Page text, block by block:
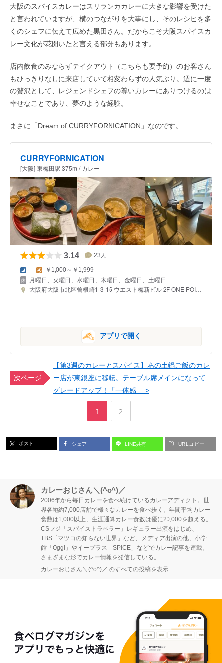
大阪のスパイスカレーはスリランカカレーに大きな影響を受けた
と言われていますが、横のつながりを大事にし、そのレシピを多
くのシェフに伝えて広めた黒田さん。だからこそ大阪スパイスカ
レー文化が花開いたと言える部分もあります。
店内飲食のみならずテイクアウト（こちらも要予約）のお客さん
もひっきりなしに来店していて相変わらずの人気ぶり。週に一度
の贅沢として、レジェンドシェフの尊いカレーにありつけるのは
幸せなことであり、夢のような経験。
まさに「Dream of CURRYFORNICATION」なのです。
CURRYFORNICATION
[大阪] 東梅田駅 375m / カレー
3.14 23 人
- ￥1,000～￥1,999
月曜日、火曜日、水曜日、木曜日、金曜日、土曜日
大阪府大阪市北区曾根崎1-3-15 ウエスト梅新ビル 2F ONE POINT
アプリで開く
次ページ
【第3週のカレーとスパイス】あの土鍋ご飯のカレ
ー店が東銀座に移転。テーブル席メインになって
グレードアップ！「一体感」 >
ペ
ジ
1
,
ペ
ジ
2
ポスト シェア LINE共有 URLコピー
カレーおじさん＼(^o^)／
2006年から毎日カレーを食べ続けているカレーアディクト。世
界各地約7,000店舗で様々なカレーを食べ歩く。年間平均カレー
食数は1,000以上、生涯通算カレー食数は優に20,000を超える。
CSフジ「スパイストラベラー」レギュラー出演をはじめ、
TBS「マツコの知らない世界」など、メディア出演の他、小学
館「Oggi」やイープラス「SPICE」などでカレー記事を連載。
さまざまな形でカレー情報を発信している。
カレーおじさん＼(^o^)／ のすべての投稿を表示